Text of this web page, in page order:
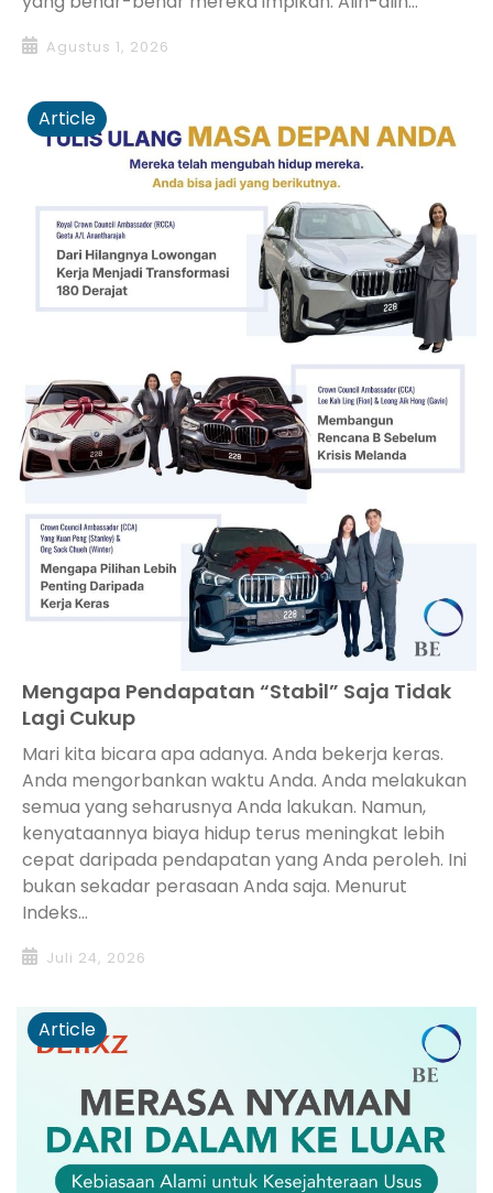
Agustus 1, 2026
Article
Mengapa Pendapatan “Stabil” Saja Tidak
Lagi Cukup
Mari kita bicara apa adanya. Anda bekerja keras.
Anda mengorbankan waktu Anda. Anda melakukan
semua yang seharusnya Anda lakukan. Namun,
kenyataannya biaya hidup terus meningkat lebih
cepat daripada pendapatan yang Anda peroleh. Ini
bukan sekadar perasaan Anda saja. Menurut
Indeks...
Juli 24, 2026
Article